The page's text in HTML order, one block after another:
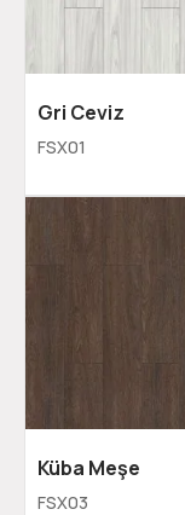
Gri Ceviz
FSX01
Küba Meşe
FSX03